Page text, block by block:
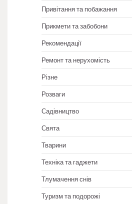
Привітання та побажання
Прикмети та забобони
Рекомендації
Ремонт та нерухомість
Різне
Розваги
Садівництво
Свята
Тварини
Техніка та гаджети
Тлумачення снів
Туризм та подорожі